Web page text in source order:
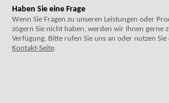
Haben Sie eine Frage
Wenn Sie Fragen zu unseren Leistungen oder
zögern Sie nicht haben, werden wir Ihnen gerne
Verfügung. Bitte rufen Sie uns an oder nutzen Sie
Kontakt-Seite.